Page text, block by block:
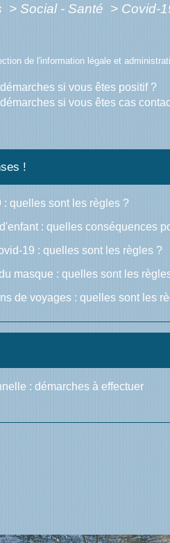
> Social - Santé > Covid-
de l'information légale et
si vous êtes positif ?
si vous êtes cas
!
: quelles sont les règles ?
: quelles conséquences
19 : quelles sont les règles ?
masque : quelles sont les
de voyages : quelles sont les
: démarches à effectuer